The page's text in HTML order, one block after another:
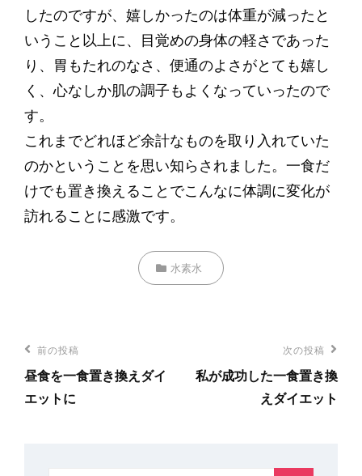
したのですが、嬉しかったのは体重が減ったと
いうこと以上に、目覚めの身体の軽さであった
り、胃もたれのなさ、便通のよさがとても嬉し
く、心なしか肌の調子もよくなっていったので
す。
これまでどれほど余計なものを取り入れていた
のかということを思い知らされました。一食だ
けでも置き換えることでこんなに体調に変化が
訪れることに感激です。
カ
テ
水素水
投
稿
ナ
前
の
投
前の投稿
昼食を一食置き換えダイ
エットに
の
次の投稿
私が成功した一食置き換
えダイエット